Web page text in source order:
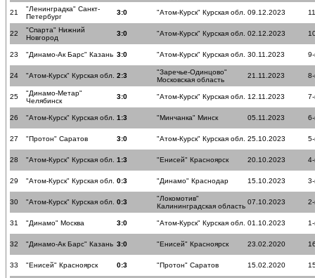
21
"Ленинградка" Санкт-
Петербург
3:0 "Атом-Курск" Курская обл. 09.12.2023
22
"Спарта" Нижний
Новгород
3:0 "Атом-Курск" Курская обл. 02.12.2023
23 "Динамо-Ак Барс" Казань 3:0 "Атом-Курск" Курская обл. 30.11.2023
24 "Атом-Курск" Курская обл. 2:3
"Заречье-Одинцово"
Московская область
21.11.2023
25
"Динамо-Метар"
Челябинск
3:0 "Атом-Курск" Курская обл. 12.11.2023
26 "Атом-Курск" Курская обл. 1:3 "Минчанка" Минск 05.11.2023
27 "Протон" Саратов 3:0 "Атом-Курск" Курская обл. 25.10.2023
28 "Атом-Курск" Курская обл. 1:3 "Енисей" Красноярск 20.10.2023
29 "Атом-Курск" Курская обл. 0:3 "Динамо" Краснодар 15.10.2023
30 "Атом-Курск" Курская обл. 0:3
"Локомотив"
Калининградская область
07.10.2023
31 "Динамо" Москва 3:0 "Атом-Курск" Курская обл. 01.10.2023
32 "Динамо-Ак Барс" Казань 3:0 "Енисей" Красноярск 23.02.2020
33 "Енисей" Красноярск 0:3 "Протон" Саратов 15.02.2020